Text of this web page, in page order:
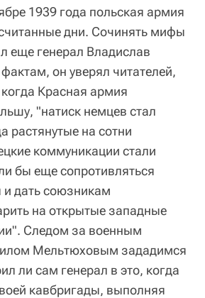
1939 года польская армия
дни. Сочинять мифы
еще генерал Владислав
он уверял читателей,
Красная армия
"натиск немцев стал
растянутые на сотни
коммуникации стали
бы еще сопротивляться
и дать союзникам
на открытые западные
Следом за военным
Мельтюховым зададимся
ли сам генерал в это, когда
кавбригады, выполняя